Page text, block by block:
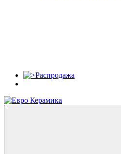
Распродажа